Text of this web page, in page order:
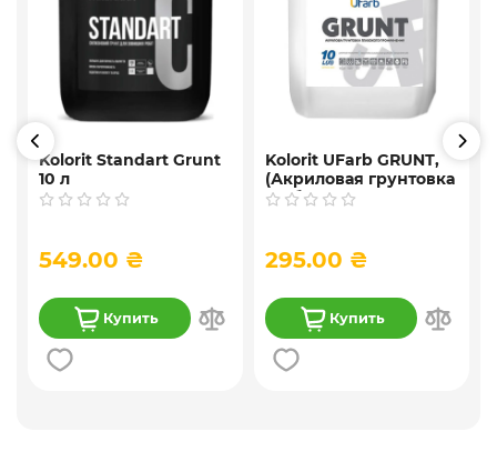
Kolorit Standart Grunt
10 л
549.00 ₴
Купить
Kolorit UFarb GRUNТ,
(Акриловая грунтовка
глубокого
295.00 ₴
Купить